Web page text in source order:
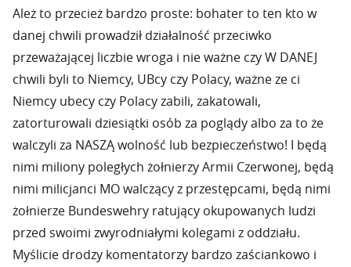
Ależ to przecież bardzo proste: bohater to ten kto w
danej chwili prowadził działalność przeciwko
przeważającej liczbie wroga i nie ważne czy W DANEJ
chwili byli to Niemcy, UBcy czy Polacy, ważne ze ci
Niemcy ubecy czy Polacy zabili, zakatowali,
zatorturowali dziesiątki osób za poglądy albo za to że
walczyli za NASZĄ wolność lub bezpieczeństwo! I będą
nimi miliony poległych żołnierzy Armii Czerwonej, będą
nimi milicjanci MO walczący z przestępcami, będą nimi
żołnierze Bundeswehry ratujący okupowanych ludzi
przed swoimi zwyrodniałymi kolegami z oddziału.
Myślicie drodzy komentatorzy bardzo zaściankowo i